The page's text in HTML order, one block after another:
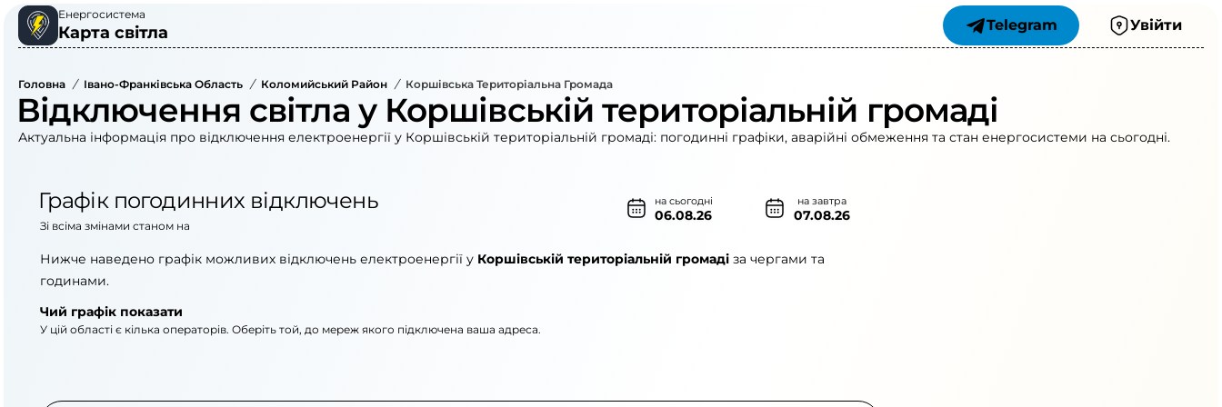
Енергосистема
Карта світла Telegram Увійти
Головна / Івано-Франківська Область / Коломийський Район / Коршівська Територіальна Громада
Відключення світла у Коршівській територіальній громаді
Актуальна інформація про відключення електроенергії у Коршівській територіальній громаді: погодинні графіки, аварійні обмеження та стан енергосистеми на сьогодні.
Графік погодинних відключень на сьогодні
06.08.26
на завтра
07.08.26
Зі всіма змінами станом на
Нижче наведено графік можливих відключень електроенергії у Коршівській територіальній громаді за чергами та
годинами.
Чий графік показати
У цій області є кілька операторів. Оберіть той, до мереж якого підключена ваша адреса.